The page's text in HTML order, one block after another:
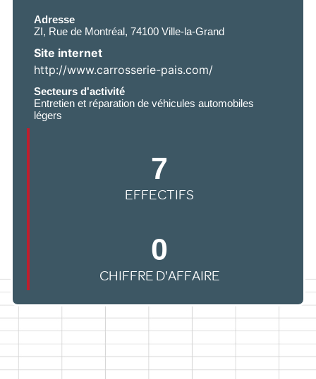
Adresse
ZI, Rue de Montréal, 74100 Ville-la-Grand
Site internet
http://www.carrosserie-pais.com/
Secteurs d'activité
Entretien et réparation de véhicules automobiles
légers
EFFECTIFS
7
CHIFFRE D'AFFAIRE
0